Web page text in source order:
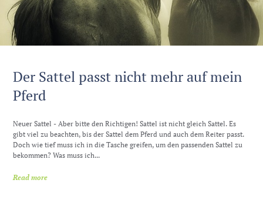
Der Sattel passt nicht mehr auf mein
Pferd
Neuer Sattel - Aber bitte den Richtigen! Sattel ist nicht gleich Sattel. Es
gibt viel zu beachten, bis der Sattel dem Pferd und auch dem Reiter passt.
Doch wie tief muss ich in die Tasche greifen, um den passenden Sattel zu
bekommen? Was muss ich...
Read more